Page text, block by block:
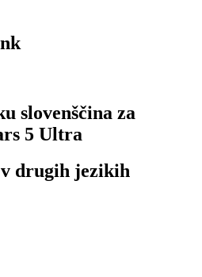
slovenščina za
5 Ultra
drugih jezikih